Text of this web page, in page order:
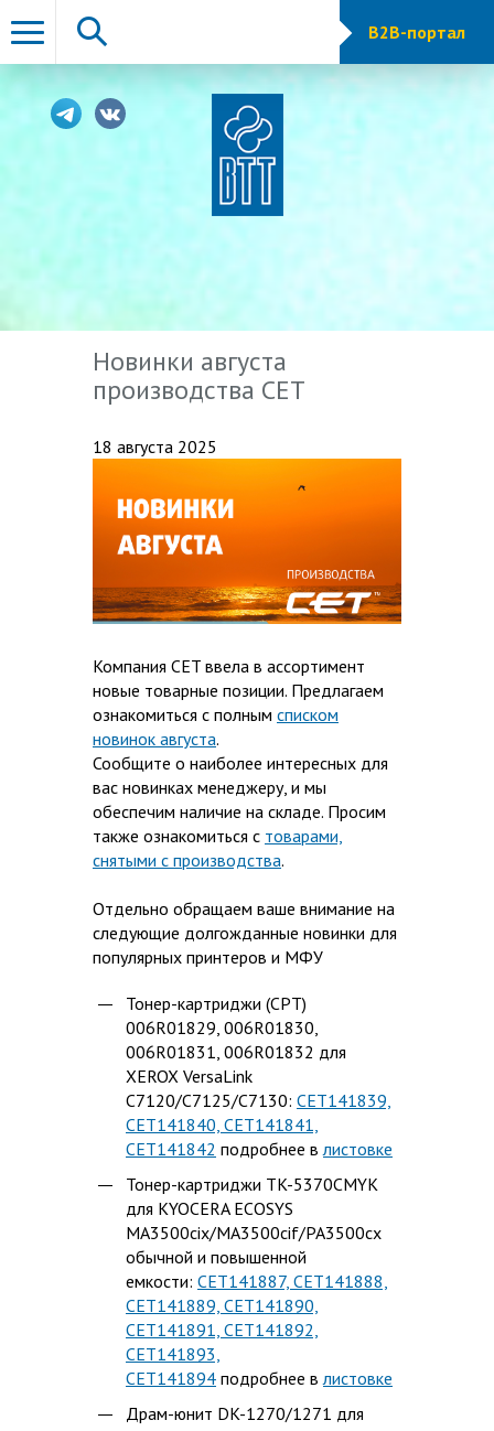
B2B-портал
Новинки августа
производства СЕТ
18 августа 2025
Компания CET ввела в ассортимент
новые товарные позиции. Предлагаем
ознакомиться с полным списком
новинок августа.
Сообщите о наиболее интересных для
вас новинках менеджеру, и мы
обеспечим наличие на складе. Просим
также ознакомиться с товарами,
снятыми с производства.
Отдельно обращаем ваше внимание на
следующие долгожданные новинки для
популярных принтеров и МФУ
Тонер-картриджи (CPT)
006R01829, 006R01830,
006R01831, 006R01832 для
XEROX VersaLink
C7120/C7125/C7130: CET141839,
CET141840, CET141841,
CET141842 подробнее влистовке
Тонер-картриджи TK-5370CMYK
для KYOCERA ECOSYS
MA3500cix/MA3500cif/PA3500cx
обычной и повышенной
емкости: CET141887, CET141888,
CET141889, CET141890,
CET141891, CET141892,
CET141893,
CET141894 подробнее влистовке
Драм-юнит DK-1270/1271 для